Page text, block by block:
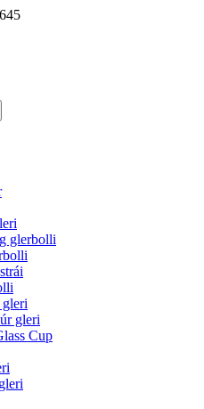
glerbolli
gleri
Cup